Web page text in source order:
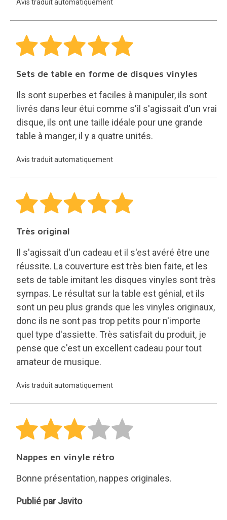
Avis traduit automatiquement
Sets de table en forme de disques vinyles
Ils sont superbes et faciles à manipuler, ils sont
livrés dans leur étui comme s'il s'agissait d'un vrai
disque, ils ont une taille idéale pour une grande
table à manger, il y a quatre unités.
Avis traduit automatiquement
Très original
Il s'agissait d'un cadeau et il s'est avéré être une
réussite. La couverture est très bien faite, et les
sets de table imitant les disques vinyles sont très
sympas. Le résultat sur la table est génial, et ils
sont un peu plus grands que les vinyles originaux,
donc ils ne sont pas trop petits pour n'importe
quel type d'assiette. Très satisfait du produit, je
pense que c'est un excellent cadeau pour tout
amateur de musique.
Avis traduit automatiquement
Nappes en vinyle rétro
Bonne présentation, nappes originales.
Javito
Publié par Javito